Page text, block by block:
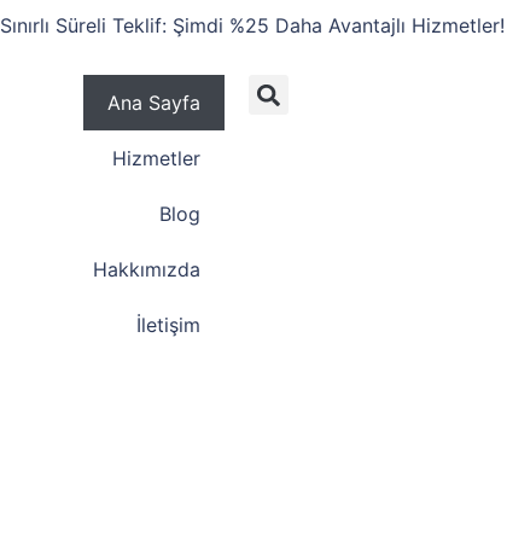
Sınırlı Süreli Teklif: Şimdi %25 Daha Avantajlı Hizmetler!
Ana Sayfa
Hizmetler
Blog
Hakkımızda
İletişim